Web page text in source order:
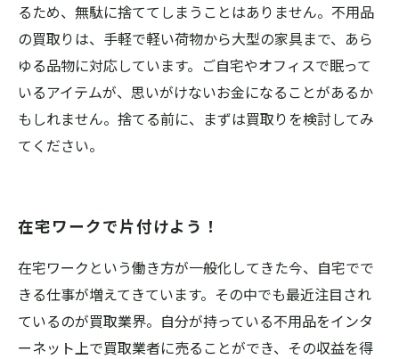
るため、無駄に捨ててしまうことはありません。不用品
の買取りは、手軽で軽い荷物から大型の家具まで、あら
ゆる品物に対応しています。ご自宅やオフィスで眠って
いるアイテムが、思いがけないお金になることがあるか
もしれません。捨てる前に、まずは買取りを検討してみ
てください。
在宅ワークで片付けよう！
在宅ワークという働き方が一般化してきた今、自宅でで
きる仕事が増えてきています。その中でも最近注目され
ているのが買取業界。自分が持っている不用品をインタ
ーネット上で買取業者に売ることができ、その収益を得